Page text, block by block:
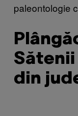
paleontologie
din